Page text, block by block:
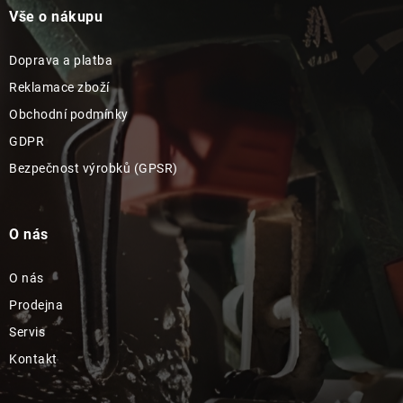
Vše o nákupu
Doprava a platba
Reklamace zboží
Obchodní podmínky
GDPR
Bezpečnost výrobků (GPSR)
O nás
O nás
Prodejna
Servis
Kontakt